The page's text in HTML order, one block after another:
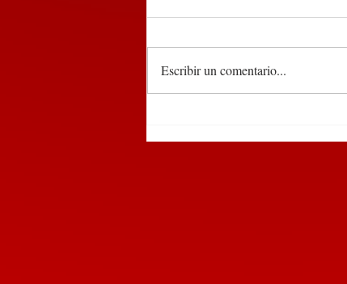
Huauchinango por tirar
Escribir un comentario...